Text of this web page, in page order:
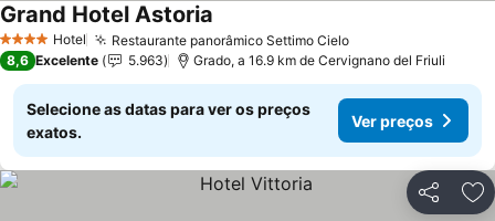
4 EstrelasHotel Restaurante panorâmico Settimo CieloVer preços
Grand Hotel Astoria
8,6 Excelente 5.963 Grado, a 16.9 km de Cervignano del Friuli
Selecione as datas para ver os preços
exatos.
Ver preços
Partilhar